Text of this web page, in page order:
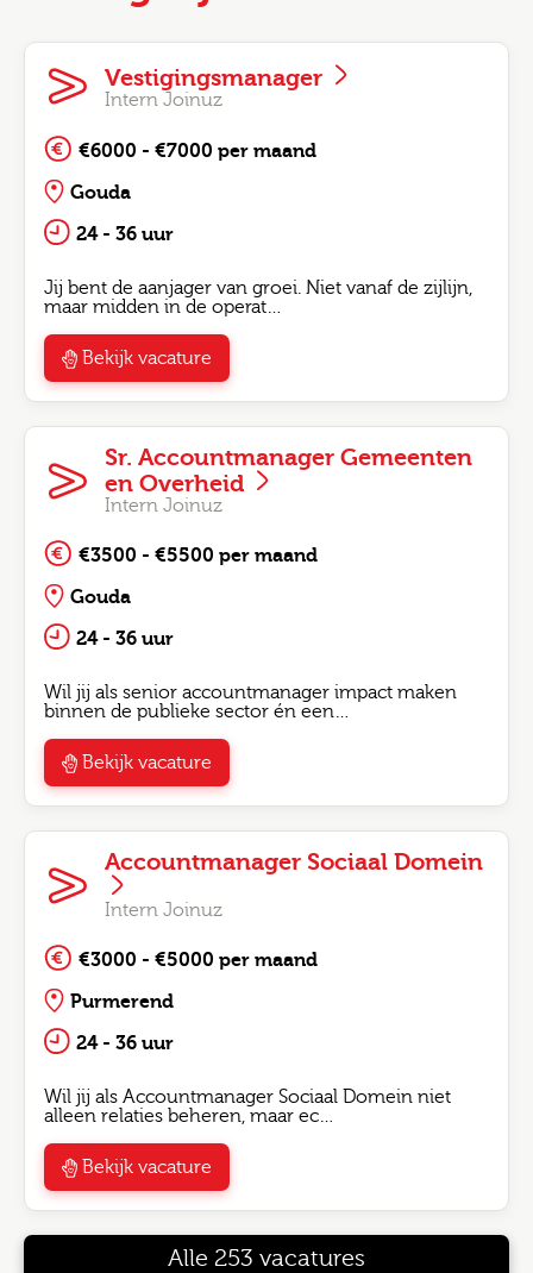
Vestigingsmanager
Intern Joinuz
€6000 - €7000 per maand
Gouda
24 - 36 uur
Jij bent de aanjager van groei. Niet vanaf de zijlijn,
maar midden in de operat…
Bekijk vacature
Sr. Accountmanager Gemeenten
en Overheid
Intern Joinuz
€3500 - €5500 per maand
Gouda
24 - 36 uur
Wil jij als senior accountmanager impact maken
binnen de publieke sector én een…
Bekijk vacature
Accountmanager Sociaal Domein
Intern Joinuz
€3000 - €5000 per maand
Purmerend
24 - 36 uur
Wil jij als Accountmanager Sociaal Domein niet
alleen relaties beheren, maar ec…
Bekijk vacature
Alle 253 vacatures